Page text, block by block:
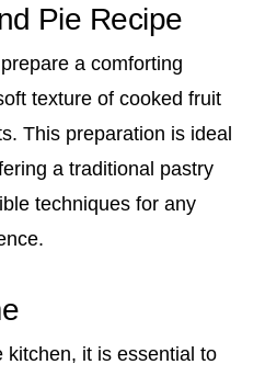
Pie Recipe
a comforting
texture of cooked fruit
This preparation is ideal
a traditional pastry
techniques for any
kitchen, it is essential to